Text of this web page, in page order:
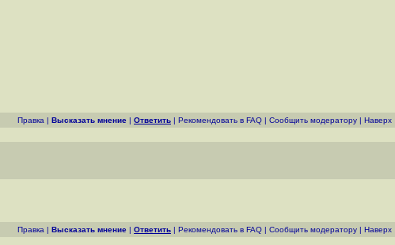
Правка | Высказать мнение | Ответить | Рекомендовать в FAQ | Cообщить модератору | Наверх
Правка | Высказать мнение | Ответить | Рекомендовать в FAQ | Cообщить модератору | Наверх